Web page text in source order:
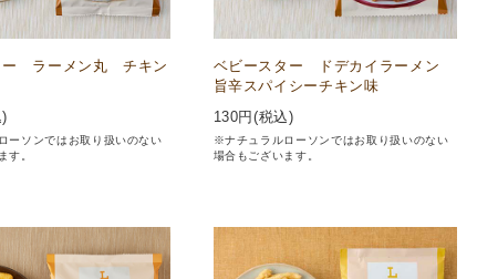
ー ラーメン丸 チキン
ーソンではお取り扱いのない
す。
ベビースター ドデカイラーメン
旨辛スパイシーチキン味
130円(税込)
※ナチュラルローソンではお取り扱いのない
場合もございます。